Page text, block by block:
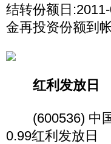
结转份额日
金再投资份额到
红利发放日
(600536) 中国
0.99红利发放日